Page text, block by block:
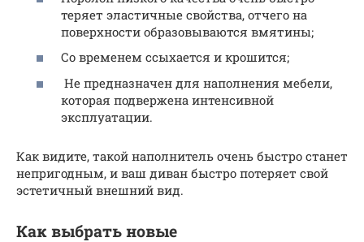
теряет эластичные свойства, отчего на
поверхности образовываются вмятины;
Со временем ссыхается и крошится;
Не предназначен для наполнения мебели,
которая подвержена интенсивной
эксплуатации.
Как видите, такой наполнитель очень быстро станет
непригодным, и ваш диван быстро потеряет свой
эстетичный внешний вид.
Как выбрать новые